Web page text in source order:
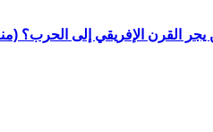
من يجر القرن الإفريقي إلى الحرب؟